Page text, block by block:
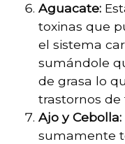
Aguacate:
toxinas que
el sistema
sumándole
de grasa lo
trastornos de
Ajo y Cebolla:
sumamente